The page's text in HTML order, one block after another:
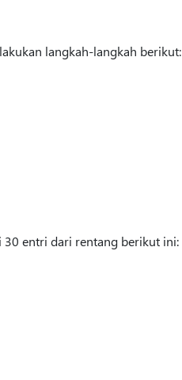
langkah-langkah berikut:
entri dari rentang berikut ini: